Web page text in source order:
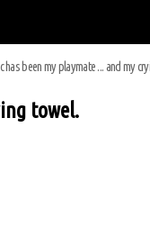
has been my playmate ... and my
towel.